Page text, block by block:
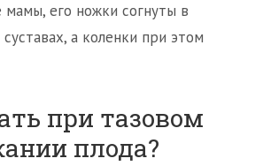
мамы, его ножки согнуты в
а коленки при этом
при тазовом
плода?